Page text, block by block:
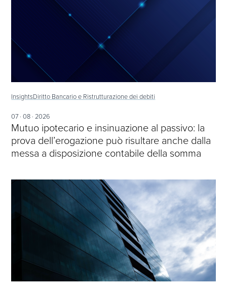
InsightsDiritto Bancario e Ristrutturazione dei debiti
07 · 08 · 2026
Mutuo ipotecario e insinuazione al passivo: la
prova dell’erogazione può risultare anche dalla
messa a disposizione contabile della somma